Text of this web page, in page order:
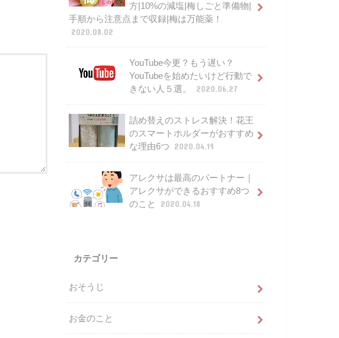
方|10%の減塩|梅しごと準備物|
手順から注意点まで収録|梅は万能薬！
2020.08.02
YouTube今更？もう遅い？
YouTubeを始めたいけど行動で
きない人５選。
2020.06.27
詰め替えのストレス解決！花王
のスマートホルダーがおすすめ
な理由6つ
2020.04.19
アレクサは最高のパートナー｜
アレクサができるおすすめ8つ
のこと
2020.04.18
カテゴリー
おそうじ
お金のこと